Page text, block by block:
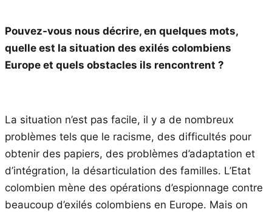
Pouvez-vous nous décrire, en quelques mots,
quelle est la situation des exilés colombiens
Europe et quels obstacles ils rencontrent ?
La situation n’est pas facile, il y a de nombreux
problèmes tels que le racisme, des difficultés pour
obtenir des papiers, des problèmes d’adaptation et
d’intégration, la désarticulation des familles. L’Etat
colombien mène des opérations d’espionnage contre
beaucoup d’exilés colombiens en Europe. Mais on